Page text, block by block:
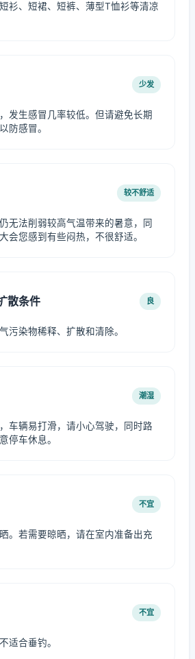
衫、短裙、短裤、薄型T恤衫等清凉
少发
发生感冒几率较低。但请避免长期
防感冒。
较不舒适
无法削弱较高气温带来的暑意，同
会您感到有些闷热，不很舒适。
散条件 良
污染物稀释、扩散和清除。
潮湿
车辆易打滑，请小心驾驶，同时路
停车休息。
不宜
。若需要晾晒，请在室内准备出充
不宜
适合垂钓。